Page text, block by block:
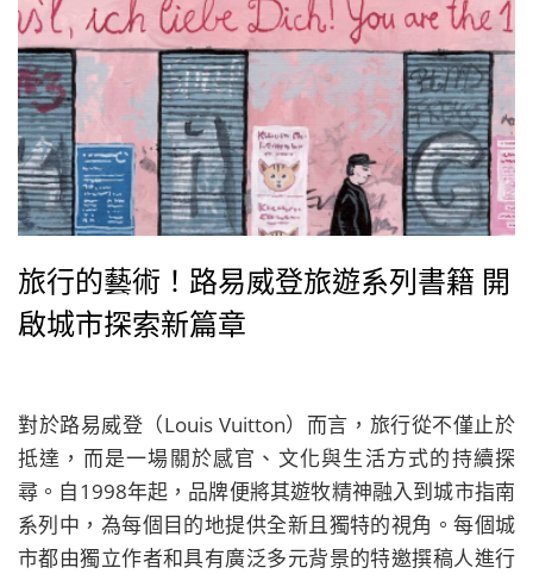
旅行的藝術！路易威登旅遊系列書籍 開
啟城市探索新篇章
對於路易威登（Louis Vuitton）而言，旅行從不僅止於
抵達，而是一場關於感官、文化與生活方式的持續探
尋。自1998年起，品牌便將其遊牧精神融入到城市指南
系列中，為每個目的地提供全新且獨特的視角。每個城
市都由獨立作者和具有廣泛多元背景的特邀撰稿人進行